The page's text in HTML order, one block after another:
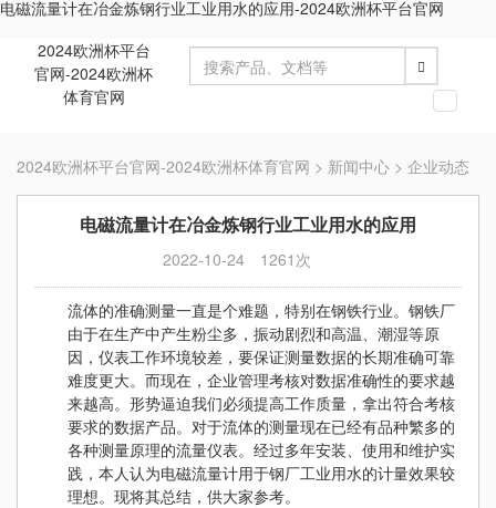
电磁流量计在冶金炼钢行业工业用水的应用-2024欧洲杯平台官网
2024欧洲杯平台
官网-2024欧洲杯
体育官网
切
导
航
2024欧洲杯平台官网-2024欧洲杯体育官网 > 新闻中心 > 企业动态
电磁流量计在冶金炼钢行业工业用水的应用
2022-10-24 1261次
流体的准确测量一直是个难题，特别在钢铁行业。钢铁厂
由于在生产中产生粉尘多，振动剧烈和高温、潮湿等原
因，仪表工作环境较差，要保证测量数据的长期准确可靠
难度更大。而现在，企业管理考核对数据准确性的要求越
来越高。形势逼迫我们必须提高工作质量，拿出符合考核
要求的数据产品。对于流体的测量现在已经有品种繁多的
各种测量原理的流量仪表。经过多年安装、使用和维护实
践，本人认为电磁流量计用于钢厂工业用水的计量效果较
理想。现将其总结，供大家参考。